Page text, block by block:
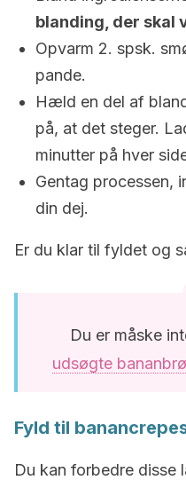
blanding, der skal
Opvarm 2. spsk.
pande.
Hæld en del af
på, at det steger.
minutter på hver
Gentag processen,
din dej.
Er du klar til fyldet og
Du er måske
udsøgte
Fyld til
Du kan forbedre disse